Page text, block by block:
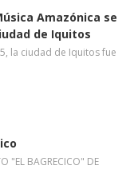
Amazónica se
de Iquitos
la ciudad de Iquitos fue
"EL BAGRECICO" DE